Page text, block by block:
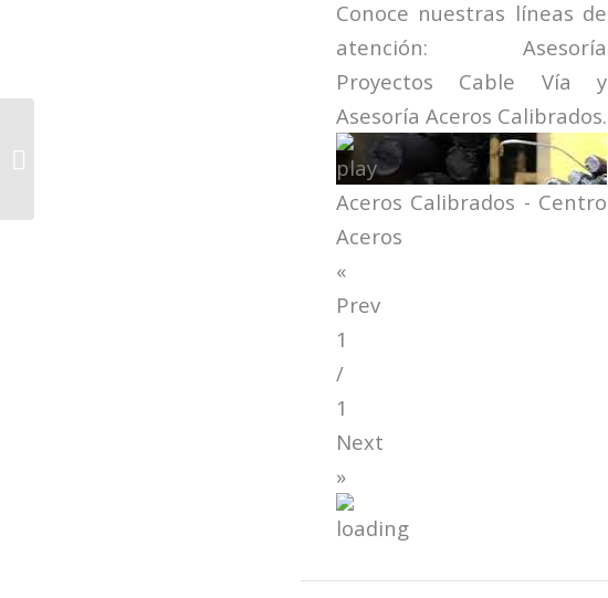
Conoce nuestras líneas de
atención: Asesoría
Proyectos Cable Vía y
Asesoría Aceros Calibrados.
Aceros Calibrados - Centro
Aceros
«
Prev
1
/
1
Next
»